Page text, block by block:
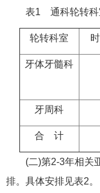
表1 通科轮转科
轮转科室
牙体牙髓科
牙周科
合 计
(二)第2-3年相关亚
排。具体安排见表2。